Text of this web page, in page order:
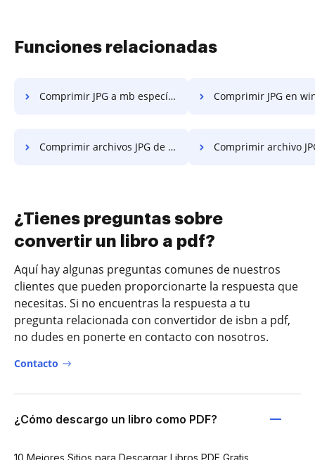
Funciones relacionadas
Comprimir JPG a mb específicos en unos pocos clics Comprimir JPG en winzip por debajo de 25mb en
Comprimir archivos JPG de menos de 28mb en unos pocos clics Comprimir archivo JPG a 6mb en unos
¿Tienes preguntas sobre
convertir un libro a pdf?
Aquí hay algunas preguntas comunes de nuestros
clientes que pueden proporcionarte la respuesta que
necesitas. Si no encuentras la respuesta a tu
pregunta relacionada con convertidor de isbn a pdf,
no dudes en ponerte en contacto con nosotros.
Contacto
¿Cómo descargo un libro como PDF?
10 Mejores Sitios para Descargar Libros PDF Gratis